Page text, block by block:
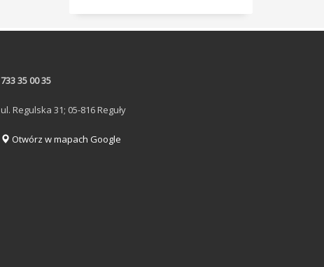
733 35 00 35
ul. Regulska 31; 05-816 Reguły
Otwórz w mapach Google